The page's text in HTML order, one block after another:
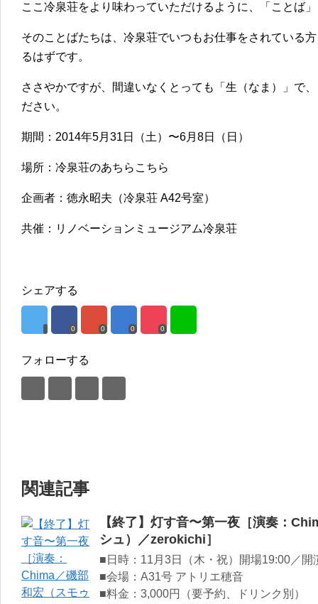
ここ冷泉荘をより味わっていただけるように、「ことば
そのことばたちは、冷泉荘でいつもお仕事をされている
るはずです。
ささやかですが、間違いなくとっても「生（なま）」で
ださい。
期間：2014年5月31日（土）〜6月8日（日）
場所：冷泉荘のあちらこちら
企画者：徳永昭夫（冷泉荘 A42号室）
共催：リノベーションミュージアム冷泉荘
シェアする
0 0 0 0
フォローする
関連記事
【終了】灯す音〜第一夜［演奏：
シュ）／zerokichi］
■日時：11月3日（木・祝）開場19:00／開
■会場：A31号 アトリエ穂音
■料金：3,000円（要予約、ドリンク別）